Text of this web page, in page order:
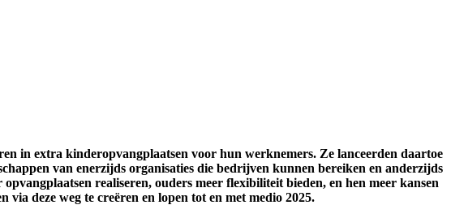
in extra kinderopvangplaatsen voor hun werknemers. Ze lanceerden daartoe
van enerzijds organisaties die bedrijven kunnen bereiken en anderzijds
realiseren, ouders meer flexibiliteit bieden, en hen meer kansen
via deze weg te creëren en lopen tot en met medio 2025.